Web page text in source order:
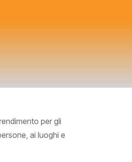
per gli
ai luoghi e